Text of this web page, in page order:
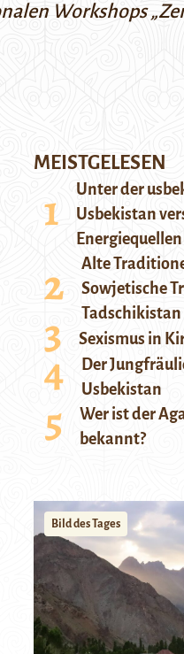
Workshops „
MEISTGELESEN
Unter der
Usbekistan
Alte
Sowjetische
Tadschikistan
Sexismus in
Der
Usbekistan
Wer ist der
bekannt?
Bild des Tages